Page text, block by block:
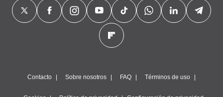
Contacto Sobre nosotros FAQ Términos de uso